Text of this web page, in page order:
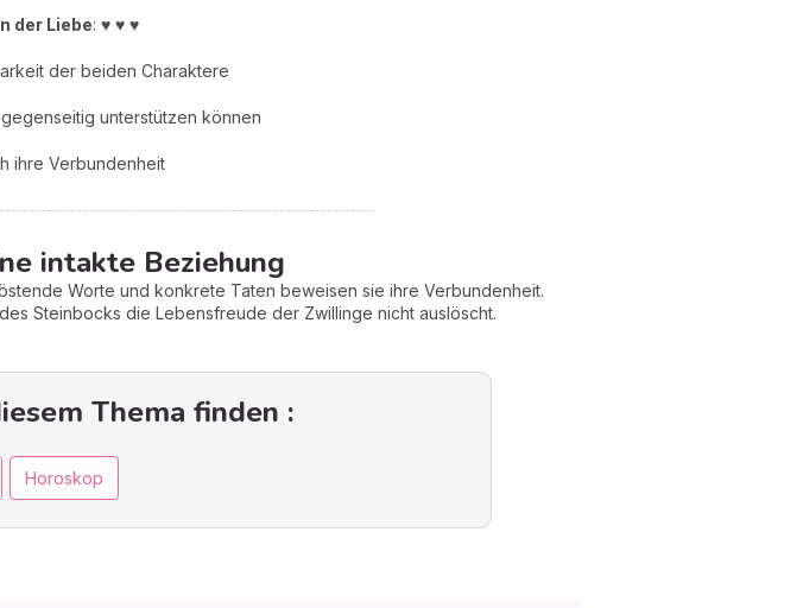
der Liebe: ♥ ♥ ♥
der beiden Charaktere
unterstützen können
ihre Verbundenheit
intakte Beziehung
Worte und konkrete Taten beweisen sie ihre Verbundenheit.
Steinbocks die Lebensfreude der Zwillinge nicht auslöscht.
Thema finden :
Horoskop